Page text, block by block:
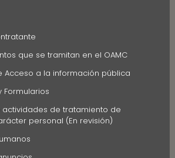
que se tramitan en el OAMC
Acceso a la información pública
Formularios
actividades de tratamiento de
personal (En revisión)